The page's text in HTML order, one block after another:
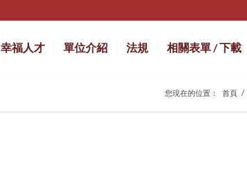
幸福人才 單位介紹 法規 相關表單 / 下載
您現在的位置： 首頁 /